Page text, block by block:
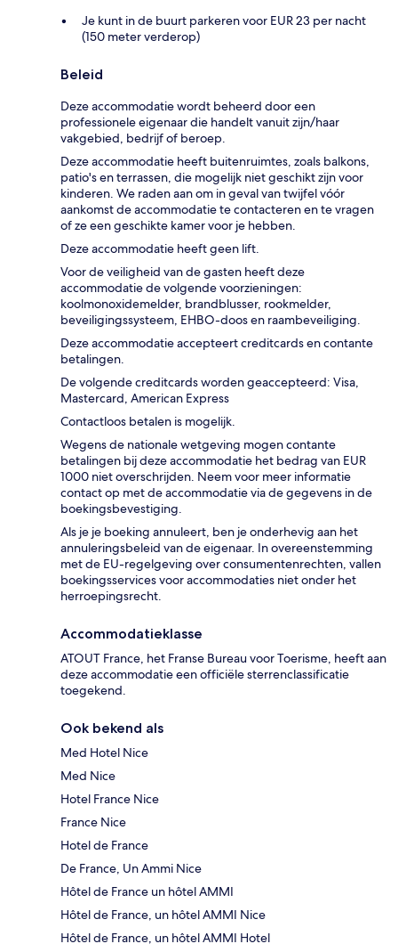
Je kunt in de buurt parkeren voor EUR 23 per nacht
(150 meter verderop)
Beleid
Deze accommodatie wordt beheerd door een
professionele eigenaar die handelt vanuit zijn/haar
vakgebied, bedrijf of beroep.
Deze accommodatie heeft buitenruimtes, zoals balkons,
patio's en terrassen, die mogelijk niet geschikt zijn voor
kinderen. We raden aan om in geval van twijfel vóór
aankomst de accommodatie te contacteren en te vragen
of ze een geschikte kamer voor je hebben.
Deze accommodatie heeft geen lift.
Voor de veiligheid van de gasten heeft deze
accommodatie de volgende voorzieningen:
koolmonoxidemelder, brandblusser, rookmelder,
beveiligingssysteem, EHBO-doos en raambeveiliging.
Deze accommodatie accepteert creditcards en contante
betalingen.
De volgende creditcards worden geaccepteerd: Visa,
Mastercard, American Express
Contactloos betalen is mogelijk.
Wegens de nationale wetgeving mogen contante
betalingen bij deze accommodatie het bedrag van EUR
1000 niet overschrijden. Neem voor meer informatie
contact op met de accommodatie via de gegevens in de
boekingsbevestiging.
Als je je boeking annuleert, ben je onderhevig aan het
annuleringsbeleid van de eigenaar. In overeenstemming
met de EU-regelgeving over consumentenrechten, vallen
boekingsservices voor accommodaties niet onder het
herroepingsrecht.
Accommodatieklasse
ATOUT France, het Franse Bureau voor Toerisme, heeft aan
deze accommodatie een officiële sterrenclassificatie
toegekend.
Ook bekend als
Med Hotel Nice
Med Nice
Hotel France Nice
France Nice
Hotel de France
De France, Un Ammi Nice
Hôtel de France un hôtel AMMI
Hôtel de France, un hôtel AMMI Nice
Hôtel de France, un hôtel AMMI Hotel